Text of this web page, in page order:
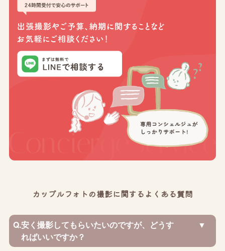
カップルフォトの撮影に関するよくある質問
Q.安く撮影してもらいたいのですが、どうす
ればいいですか？